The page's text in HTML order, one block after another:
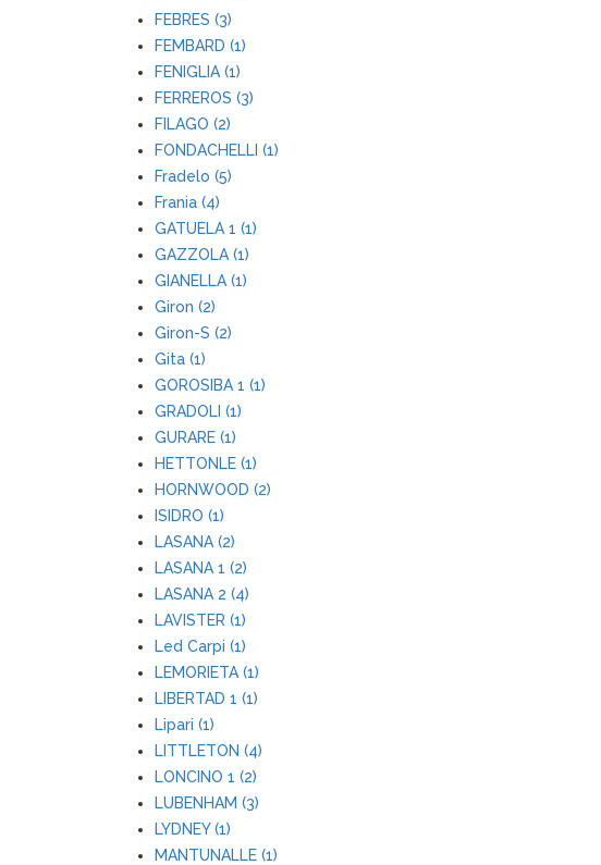
FEBRES (3)
FEMBARD (1)
FENIGLIA (1)
FERREROS (3)
FILAGO (2)
FONDACHELLI (1)
Fradelo (5)
Frania (4)
GATUELA 1 (1)
GAZZOLA (1)
GIANELLA (1)
Giron (2)
Giron-S (2)
Gita (1)
GOROSIBA 1 (1)
GRADOLI (1)
GURARE (1)
HETTONLE (1)
HORNWOOD (2)
ISIDRO (1)
LASANA (2)
LASANA 1 (2)
LASANA 2 (4)
LAVISTER (1)
Led Carpi (1)
LEMORIETA (1)
LIBERTAD 1 (1)
Lipari (1)
LITTLETON (4)
LONCINO 1 (2)
LUBENHAM (3)
LYDNEY (1)
MANTUNALLE (1)